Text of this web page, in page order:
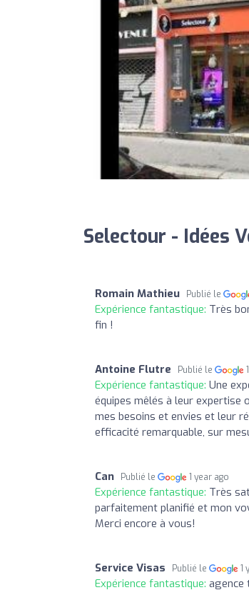
Selectour - Idées
Romain Mathieu Publié le
Expérience fantastique: Très
fin !
Antoine Flutre Publié le
Expérience fantastique: Une
équipes mêlés à leur
mes besoins et envies et leur
efficacité remarquable, sur
Can Publié le 1 year ago
Expérience fantastique: Très
parfaitement planifié et mon
Merci encore à vous!
Service Visas Publié le 1
Expérience fantastique: agence